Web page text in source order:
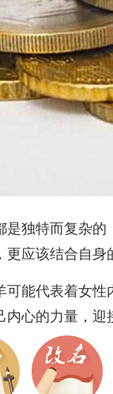
独特而复杂
应该结合自身
可能代表着女
心的力量，迎